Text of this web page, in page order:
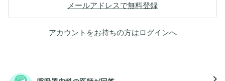
メールアドレスで無料登録
アカウントをお持ちの方はログインへ